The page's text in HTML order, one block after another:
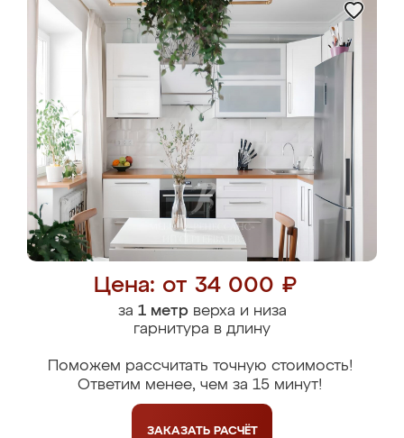
Цена: от 34 000 ₽
за 1 метрверха и низа
гарнитура в длину
Поможем рассчитать точную стоимость!
Ответим менее, чем за 15 минут!
ЗАКАЗАТЬ РАСЧЁТ